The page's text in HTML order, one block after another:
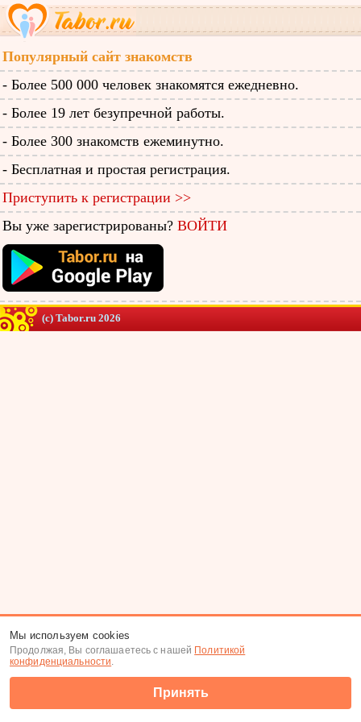
Популярный сайт знакомств
- Более 500 000 человек знакомятся ежедневно.
- Более 19 лет безупречной работы.
- Более 300 знакомств ежеминутно.
- Бесплатная и простая регистрация.
Приступить к регистрации >>
Вы уже зарегистрированы? ВОЙТИ
(c) Tabor.ru 2026
Мы используем cookies
Продолжая, Вы соглашаетесь с нашей Политикой
конфиденциальности.
Принять